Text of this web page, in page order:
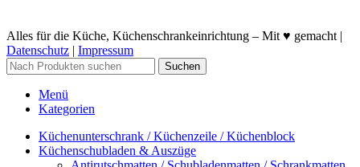
Alles für die Küche, Küchenschrankeinrichtung – Mit ♥ gemacht |
Datenschutz | Impressum
Suchen
Menü
Kategorien
Küchenunterschrank / Küchenzeile / Küchenblock
Küchenschubladen & Auszüge